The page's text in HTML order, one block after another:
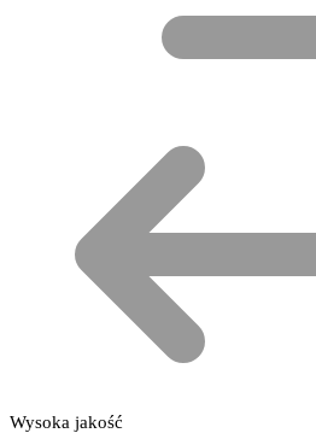
Wysoka jakość